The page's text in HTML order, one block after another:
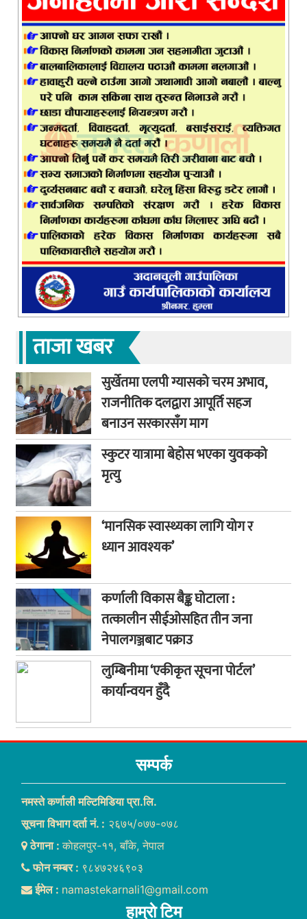
ताजा खबर
सुर्खेतमा एलपी ग्यासको चरम अभाव,
राजनीतिक दलद्वारा आपूर्ति सहज
बनाउन सरकारसँग माग
स्कुटर यात्रामा बेहोस भएका युवकको
मृत्यु
‘मानसिक स्वास्थ्यका लागि योग र
ध्यान आवश्यक’
कर्णाली विकास बैङ्क घोटाला :
तत्कालीन सीईओसहित तीन जना
नेपालगञ्जबाट पक्राउ
लुम्बिनीमा ‘एकीकृत सूचना पोर्टल’
कार्यान्वयन हुँदै
सम्पर्क
नमस्ते कर्णाली मल्टिमिडिया प्रा.लि.
सूचना विभाग दर्ता नं. : २६७५/०७७-०७८
ठेगाना :काेहलपुर-११, बाँके, नेपाल
फोन नम्बर : ९८४७२४६९०३
ईमेल : namastekarnali1@gmail.com
हाम्राे टिम